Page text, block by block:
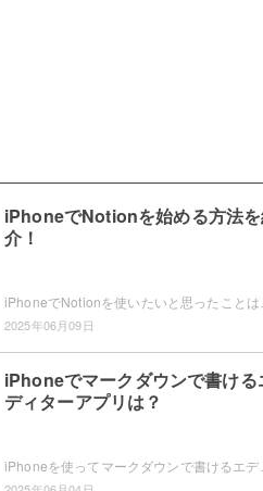
iPhoneでNotionを始める方法
介！
2025年06月09日
iPhoneでマークダウンで書ける
ディターアプリは？